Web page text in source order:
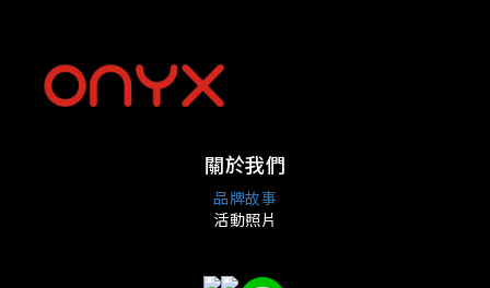
關於我們
品牌故事
活動照片